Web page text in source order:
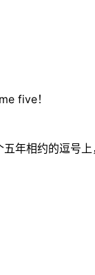
five！
年相约的逗号上